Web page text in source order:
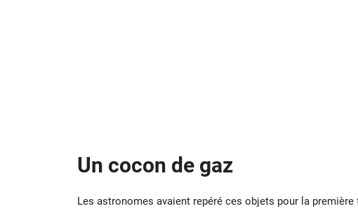
Un cocon de gaz
Les astronomes avaient repéré ces objets pour la